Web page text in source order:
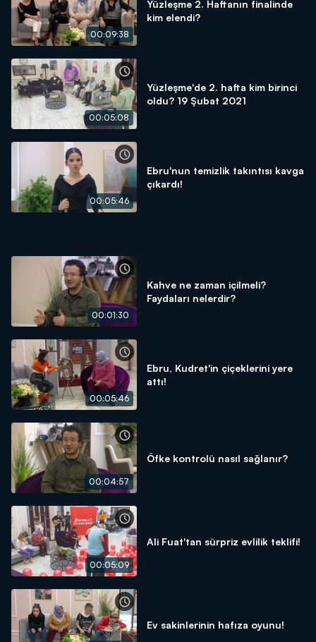
00:09:38
Yüzleşme 2. Haftanın finalinde
kim elendi?
00:05:08
Yüzleşme'de 2. hafta kim birinci
oldu? 19 Şubat 2021
00:05:46
Ebru'nun temizlik takıntısı kavga
çıkardı!
00:01:30
Kahve ne zaman içilmeli?
Faydaları nelerdir?
00:05:46
Ebru, Kudret'in çiçeklerini yere
attı!
00:04:57
Öfke kontrolü nasıl sağlanır?
00:05:09
Ali Fuat'tan sürpriz evlilik teklifi!
Ev sakinlerinin hafıza oyunu!